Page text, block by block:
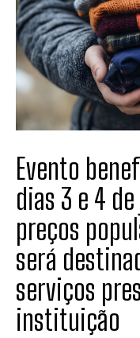
Evento
dias 3 e 4
preços
será
serviços
instituição